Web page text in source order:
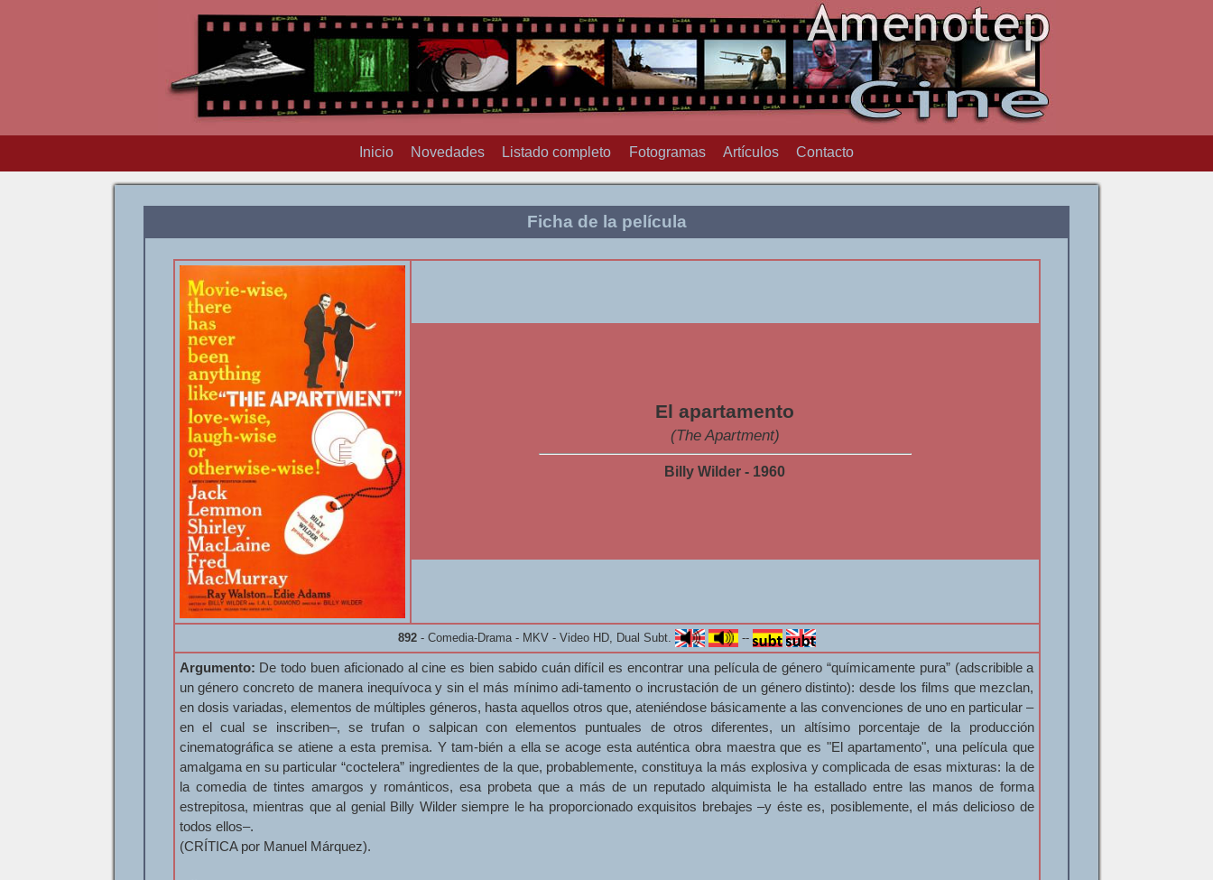
Inicio Novedades Listado completo Fotogramas Artículos Contacto
Ficha de la película
El apartamento
(The Apartment)
Billy Wilder - 1960
892- Comedia-Drama - MKV - Video HD, Dual Subt. --
Argumento: De todo buen aficionado al cine es bien sabido cuán difícil es encontrar una película de género “químicamente pura” (adscribible a
un género concreto de manera inequívoca y sin el más mínimo adi-tamento o incrustación de un género distinto): desde los films que mezclan,
en dosis variadas, elementos de múltiples géneros, hasta aquellos otros que, ateniéndose básicamente a las convenciones de uno en particular –
en el cual se inscriben–, se trufan o salpican con elementos puntuales de otros diferentes, un altísimo porcentaje de la producción
cinematográfica se atiene a esta premisa. Y tam-bién a ella se acoge esta auténtica obra maestra que es "El apartamento", una película que
amalgama en su particular “coctelera” ingredientes de la que, probablemente, constituya la más explosiva y complicada de esas mixturas: la de
la comedia de tintes amargos y románticos, esa probeta que a más de un reputado alquimista le ha estallado entre las manos de forma
estrepitosa, mientras que al genial Billy Wilder siempre le ha proporcionado exquisitos brebajes –y éste es, posiblemente, el más delicioso de
todos ellos–.
(CRÍTICA por Manuel Márquez).